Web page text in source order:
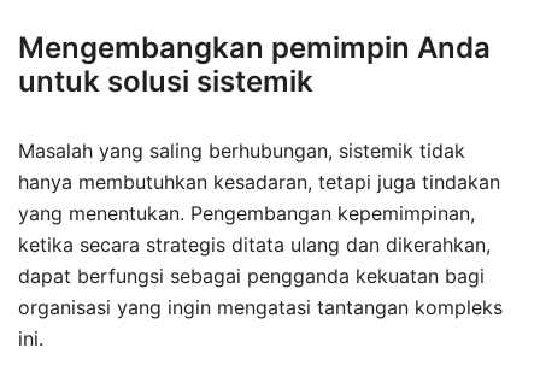
Mengembangkan pemimpin Anda
untuk solusi sistemik
Masalah yang saling berhubungan, sistemik tidak
hanya membutuhkan kesadaran, tetapi juga tindakan
yang menentukan. Pengembangan kepemimpinan,
ketika secara strategis ditata ulang dan dikerahkan,
dapat berfungsi sebagai pengganda kekuatan bagi
organisasi yang ingin mengatasi tantangan kompleks
ini.